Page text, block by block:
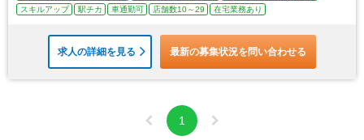
スキルアップ
駅チカ 車通勤可 店舗数10～29 在宅業務あり
求人の詳細を見る 最新の募集状況を問い合わせる
1